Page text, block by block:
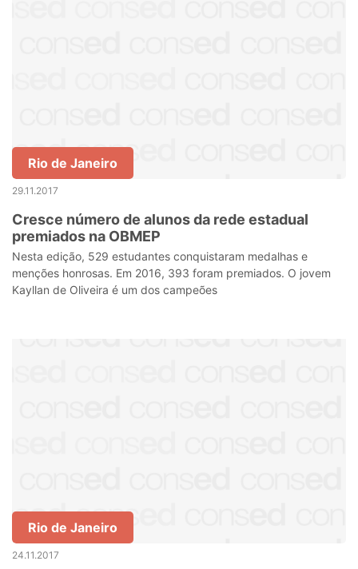
Rio de Janeiro
29.11.2017
Cresce número de alunos da rede estadual
premiados na OBMEP
Nesta edição, 529 estudantes conquistaram medalhas e
menções honrosas. Em 2016, 393 foram premiados. O jovem
Kayllan de Oliveira é um dos campeões
Rio de Janeiro
24.11.2017